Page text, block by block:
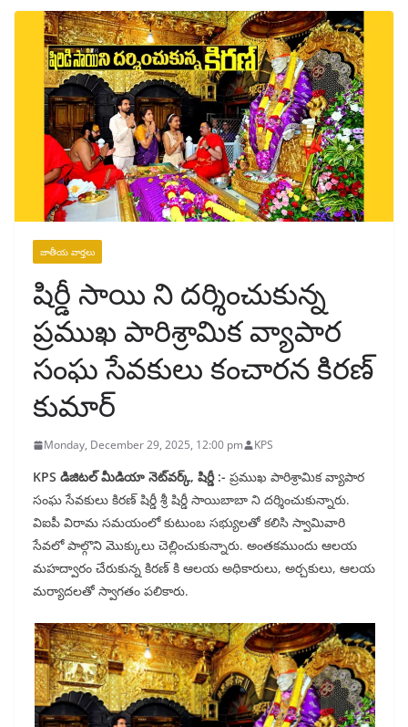
జాతీయ వార్తలు
షిర్డీ సాయి ని దర్శించుకున్న
ప్రముఖ పారిశ్రామిక వ్యాపార
సంఘ సేవకులు కంచారన కిరణ్
కుమార్
Monday, December 29, 2025, 12:00 pm KPS
KPS డిజిటల్ మీడియా నెట్‌వర్క్, షిర్డీ :- ప్రముఖ పారిశ్రామిక వ్యాపార
సంఘ సేవకులు కిరణ్ షిర్డీ శ్రీ షిర్డీ సాయిబాబా ని దర్శించుకున్నారు.
విఐపీ విరామ సమయంలో కుటుంబ సభ్యులతో కలిసి‌ స్వామివారి
సేవలో పాల్గొని మొక్కులు చెల్లించుకున్నారు. అంతకముందు ఆలయ
మహద్వారం చేరుకున్న కిరణ్ కి ఆలయ అధికారులు, అర్చకులు, ఆలయ
మర్యాదలతో స్వాగతం పలికారు.